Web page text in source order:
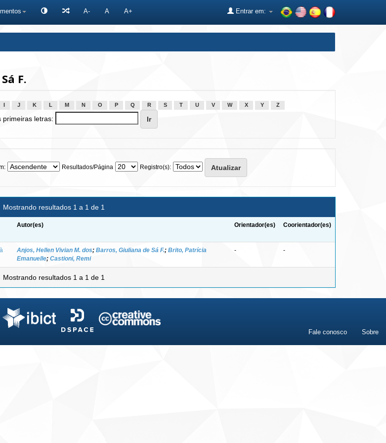
A- A A+ Entrar em:
F.
J K L M N O P Q R S T U V W X Y Z
primeiras letras:
Resultados/Página Registro(s):
Mostrando resultados 1 a 1 de 1
Autor(es) Orientador(es) Coorientador(es)
Anjos, Hellen Vivian M. dos; Barros, Giuliana de Sá F.; Brito, Patrícia
Emanuelle; Castioni, Remi
- -
Mostrando resultados 1 a 1 de 1
Fale conosco Sobre